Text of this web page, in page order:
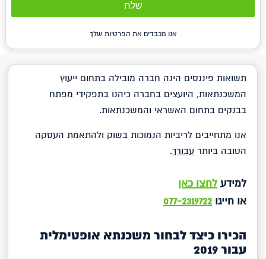
אנו מכבדים את הפרטיות שלך
תשואות פיננסים הינה חברה מובילה בתחום ייעוץ
המשכנתאות, היועצים בחברה כיהנו בתפקידי מפתח
בבנקים בתחום האשראי והמשכנתאות.
אנו מתחייבים לריביות הנמוכות בשוק ולהתאמת העסקה
הטובה ביותר עבורך.
למידע לחצו כאן
או חייגו 077-2319722
הכירו כיצד לבחור משכנתא אופטימלית
עבור 2019